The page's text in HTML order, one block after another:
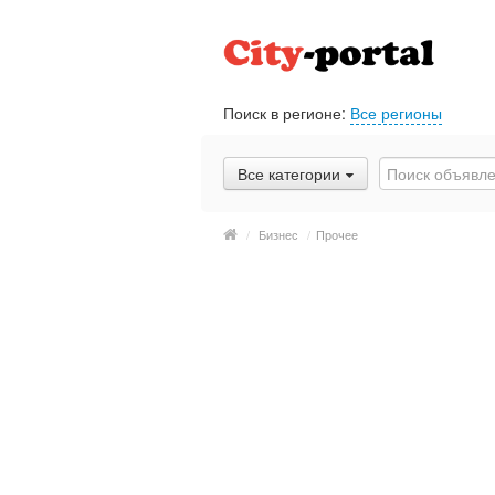
Поиск в регионе: Все регионы
Все категории
/ Бизнес / Прочее